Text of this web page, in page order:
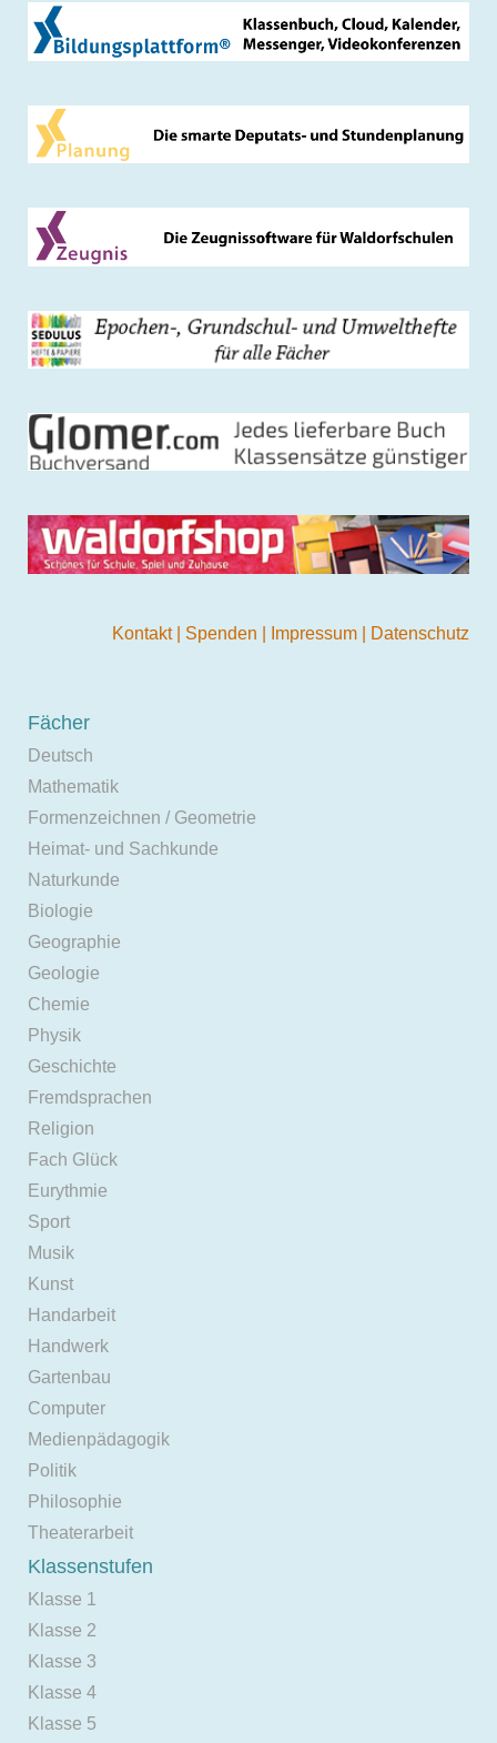
Kontakt Spenden Impressum Datenschutz
Fächer
Deutsch
Mathematik
Formenzeichnen / Geometrie
Heimat- und Sachkunde
Naturkunde
Biologie
Geographie
Geologie
Chemie
Physik
Geschichte
Fremdsprachen
Religion
Fach Glück
Eurythmie
Sport
Musik
Kunst
Handarbeit
Handwerk
Gartenbau
Computer
Medienpädagogik
Politik
Philosophie
Theaterarbeit
Klassenstufen
Klasse 1
Klasse 2
Klasse 3
Klasse 4
Klasse 5